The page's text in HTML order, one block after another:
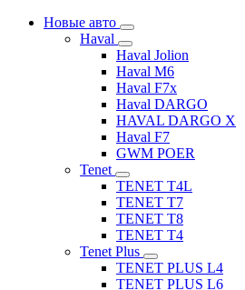
Новые авто
Haval
Haval Jolion
Haval M6
Haval F7x
Haval DARGO
HAVAL DARGO Х
Haval F7
GWM POER
Tenet
TENET T4L
TENET T7
TENET T8
TENET T4
Tenet Plus
TENET PLUS L4
TENET PLUS L6